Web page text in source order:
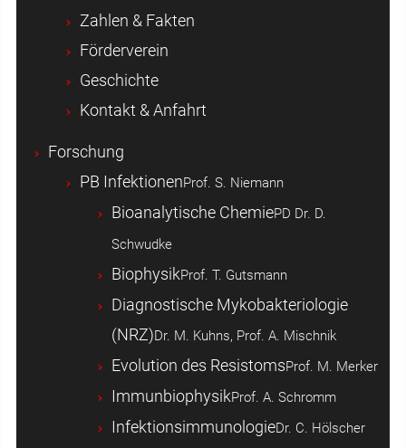
Zahlen & Fakten
Förderverein
Geschichte
Kontakt & Anfahrt
Forschung
PB InfektionenProf. S. Niemann
Bioanalytische ChemiePD Dr. D.
Schwudke
BiophysikProf. T. Gutsmann
Diagnostische Mykobakteriologie
(NRZ)Dr. M. Kuhns, Prof. A. Mischnik
Evolution des ResistomsProf. M. Merker
ImmunbiophysikProf. A. Schromm
InfektionsimmunologieDr. C. Hölscher